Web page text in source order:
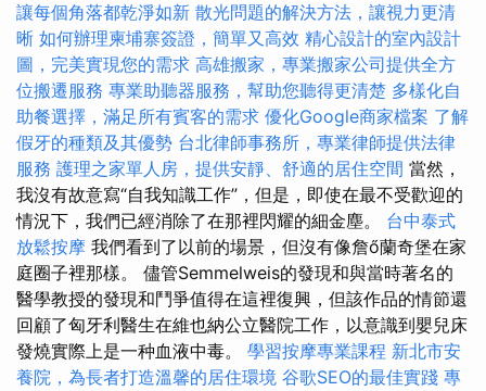
讓每個角落都乾淨如新 散光問題的解決方法，讓視力更清
晰 如何辦理柬埔寨簽證，簡單又高效 精心設計的室內設計
圖，完美實現您的需求 高雄搬家，專業搬家公司提供全方
位搬遷服務 專業助聽器服務，幫助您聽得更清楚 多樣化自
助餐選擇，滿足所有賓客的需求 優化Google商家檔案 了解
假牙的種類及其優勢 台北律師事務所，專業律師提供法律
服務 護理之家單人房，提供安靜、舒適的居住空間 當然，
我沒有故意寫“自我知識工作”，但是，即使在最不受歡迎的
情況下，我們已經消除了在那裡閃耀的細金塵。 台中泰式
放鬆按摩 我們看到了以前的場景，但沒有像詹ő蘭奇堡在家
庭圈子裡那樣。 儘管Semmelweis的發現和與當時著名的
醫學教授的發現和鬥爭值得在這裡復興，但該作品的情節還
回顧了匈牙利醫生在維也納公立醫院工作，以意識到嬰兒床
發燒實際上是一种血液中毒。 學習按摩專業課程 新北市安
養院，為長者打造溫馨的居住環境 谷歌SEO的最佳實踐 專